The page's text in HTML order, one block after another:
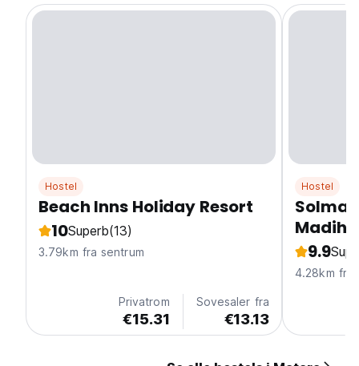
Hostel
Beach Inns Holiday Resort
10Superb(13)
3.79km fra sentrum
Privatrom
€15.31
Sovesaler fra
€13.13
Hostel
Madiha
9.9
4.28km fra